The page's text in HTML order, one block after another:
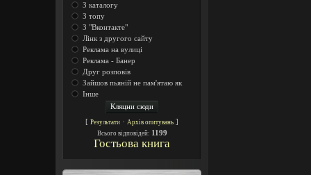
З каталогу
З топу
З "Вконтакте"
Лінк з другого сайту
Реклама на вулиці
Реклама - Банер
Друг розповів
Зайшов пьяній не пам'ятаю як
Інше
[ Результати · Архів опитувань ]
Всього відповідей: 1199
Гостьова книга